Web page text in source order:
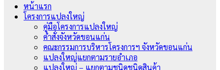
หน้าแรก
โครงการแปลงใหญ่
คู่มือโครงการแปลงใหญ่
คำสั่งจังหวัดขอนแก่น
คณะกรรมการบริหารโครงการฯ จังหวัดขอนแก่น
แปลงใหญ่แยกตามรายอำเภอ
แปลงใหญ่ – แยกตามชนิดชนิดสินค้า